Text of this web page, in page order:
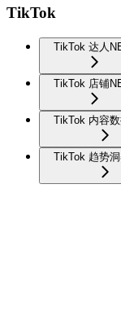
TikTok
TikTok 达人
TikTok 店铺
TikTok 内容
TikTok 趋势